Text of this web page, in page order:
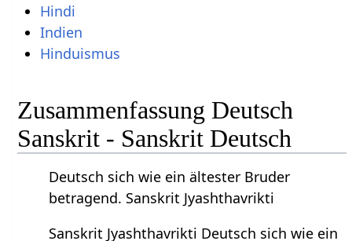
Hindi
Indien
Hinduismus
Zusammenfassung Deutsch
Sanskrit - Sanskrit Deutsch
Deutsch sich wie ein ältester Bruder
betragend. Sanskrit Jyashthavrikti
Sanskrit Jyashthavrikti Deutsch sich wie ein